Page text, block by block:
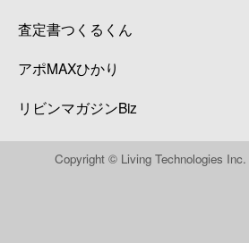
査定書つくるくん
アポMAXひかり
リビンマガジンBiz
Copyright © Living Technologies